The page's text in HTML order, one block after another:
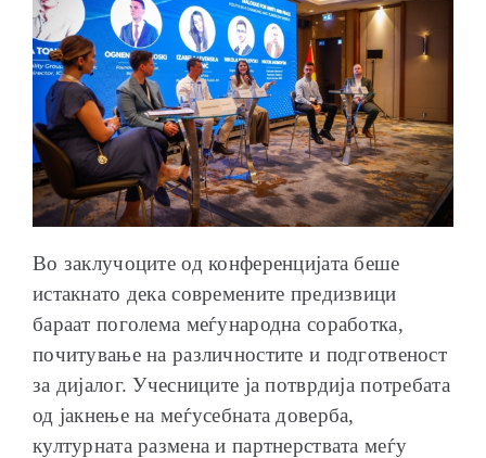
Во заклучоците од конференцијата беше
истакнато дека современите предизвици
бараат поголема меѓународна соработка,
почитување на различностите и подготвеност
за дијалог. Учесниците ја потврдија потребата
од јакнење на меѓусебната доверба,
културната размена и партнерствата меѓу